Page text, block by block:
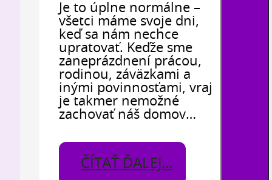
Je to úplne normálne –
všetci máme svoje dni,
keď sa nám nechce
upratovať. Keďže sme
zaneprázdnení prácou,
rodinou, záväzkami a
inými povinnosťami, vraj
je takmer nemožné
zachovať náš domov…
ČÍTAŤ ĎALEJ...